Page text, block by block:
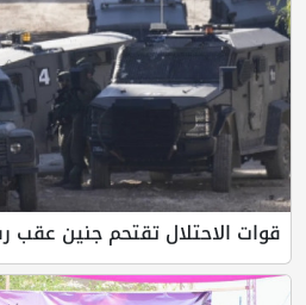
قوات الاحتلال تقتحم جنين عقب